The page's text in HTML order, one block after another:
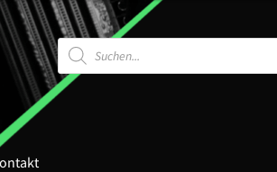
Products
search